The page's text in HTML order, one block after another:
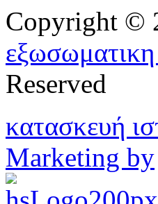
Copyright
Reserved
κατασκευή
Marketing by